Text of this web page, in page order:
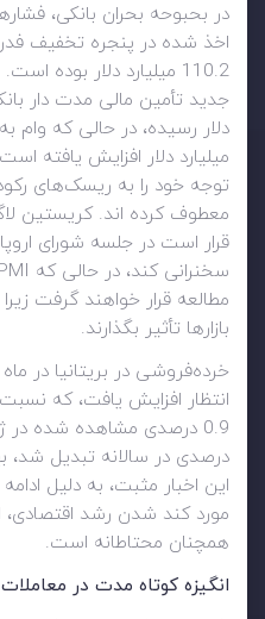
در بحبوحه بحران بانکی،
اخذ شده در پنجره تخفیف
110.2 میلیارد دلار بوده
میلیارد دلار افزایش یافته
توجه خود را به ریسک‌های
معطوف کرده اند. کریستین
قرار است در جلسه شورای
مطالعه قرار خواهند گرفت
بازارها تأثیر بگذارند.
انتظار افزایش یافت، که
درصدی در سالانه تبدیل شد،
این اخبار مثبت، به دلیل
مورد کند شدن رشد اقتصادی،
همچنان محتاطانه است.
انگیزه کوتاه مدت در معاملات